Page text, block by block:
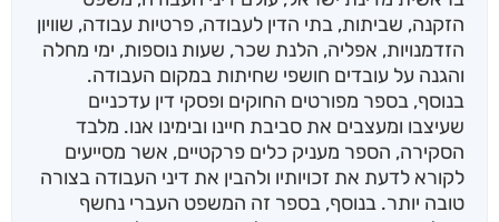
הזקנה, שביתות, בתי הדין לעבודה, פרטיות עבודה, שוויון
הזדמנויות, אפליה, הלנת שכר, שעות נוספות, ימי מחלה
והגנה על עובדים חושפי שחיתות במקום העבודה.
בנוסף, בספר מפורטים החוקים ופסקי דין עדכניים
שעיצבו ומעצבים את סביבת חיינו ובימינו אנו. מלבד
הסקירה, הספר מעניק כלים פרקטיים, אשר מסייעים
לקורא לדעת את זכויותיו ולהבין את דיני העבודה בצורה
טובה יותר. בנוסף, בספר זה המשפט העברי נחשף